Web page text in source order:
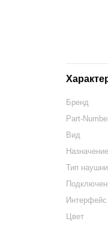
Бренд
Part-
Вид
Назначение
Тип
Цвет